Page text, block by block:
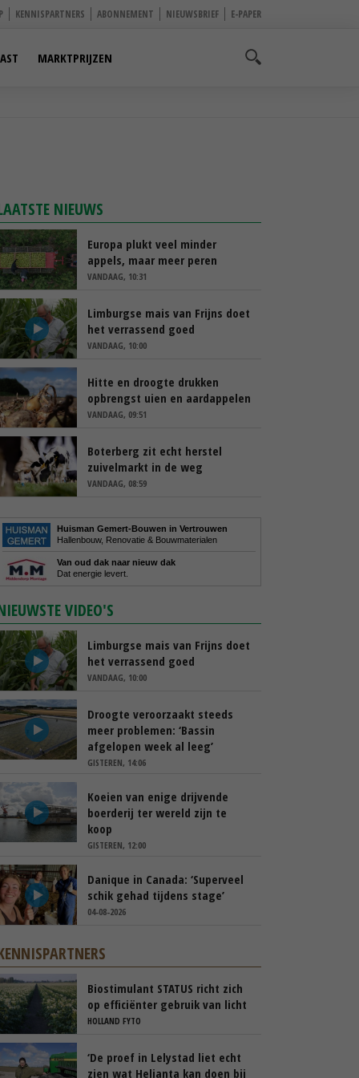
KENNISPARTNERS ABONNEMENT NIEUWSBRIEF E-PAPER
MARKTPRIJZEN
NIEUWS
Europa plukt veel minder
appels, maar meer peren
VANDAAG, 10:31
Limburgse mais van Frijns doet
het verrassend goed
VANDAAG, 10:00
Hitte en droogte drukken
opbrengst uien en aardappelen
VANDAAG, 09:51
Boterberg zit echt herstel
zuivelmarkt in de weg
VANDAAG, 08:59
Huisman Gemert-Bouwen in Vertrouwen
Hallenbouw, Renovatie & Bouwmaterialen
Van oud dak naar nieuw dak
Dat energie levert.
VIDEO'S
Limburgse mais van Frijns doet
het verrassend goed
VANDAAG, 10:00
Droogte veroorzaakt steeds
meer problemen: ‘Bassin
afgelopen week al leeg’
GISTEREN, 14:06
Koeien van enige drijvende
boerderij ter wereld zijn te
koop
GISTEREN, 12:00
Danique in Canada: ‘Superveel
schik gehad tijdens stage’
04-08-2026
Biostimulant STATUS richt zich
op efficiënter gebruik van licht
en stikstof
HOLLAND FYTO
‘De proef in Lelystad liet echt
zien wat Helianta kan doen bij